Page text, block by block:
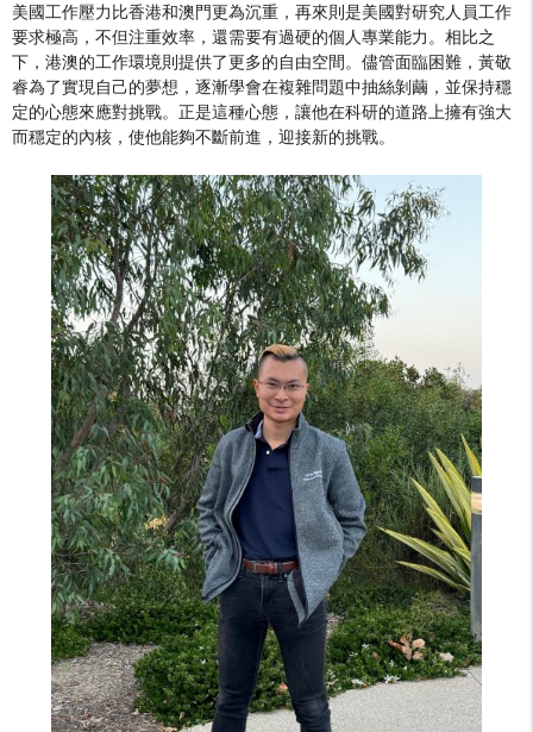
美國工作壓力比香港和澳門更為沉重，再來則是美國對研究人員工作
要求極高，不但注重效率，還需要有過硬的個人專業能力。相比之
下，港澳的工作環境則提供了更多的自由空間。儘管面臨困難，黃敬
睿為了實現自己的夢想，逐漸學會在複雜問題中抽絲剝繭，並保持穩
定的心態來應對挑戰。正是這種心態，讓他在科研的道路上擁有強大
而穩定的內核，使他能夠不斷前進，迎接新的挑戰。